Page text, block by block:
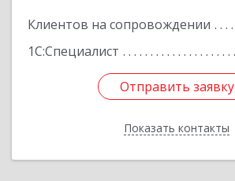
Клиентов на сопровождении
1С:Специалист
Отправить заявку
Показать контакты
Отправить заявку
Назад